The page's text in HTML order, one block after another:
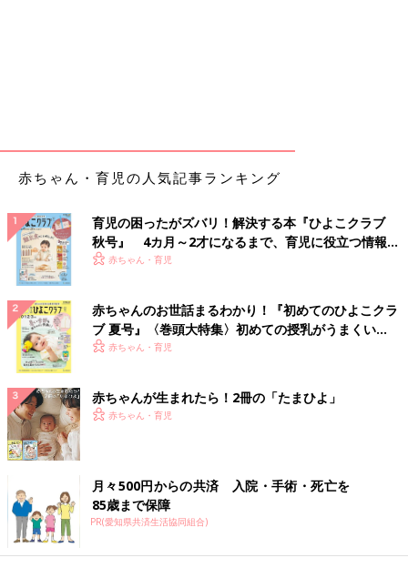
赤ちゃん・育児の人気記事ランキング
育児の困ったがズバリ！解決する本『ひよこクラブ
秋号』 4カ月～2才になるまで、育児に役立つ情報が
いっぱい！
赤ちゃん・育児
赤ちゃんのお世話まるわかり！『初めてのひよこクラ
ブ 夏号』〈巻頭大特集〉初めての授乳がうまくい
く！ おっぱい・ミルクの基本と夏のトラブル 解決テ
赤ちゃん・育児
赤ちゃんが生まれたら！2冊の「たまひよ」
赤ちゃん・育児
月々500円からの共済 入院・手術・死亡を
85歳まで保障
PR(愛知県共済生活協同組合)